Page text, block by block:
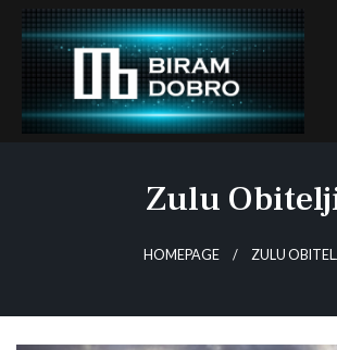
Skip
content
Zulu
HOMEPAGE ZULU